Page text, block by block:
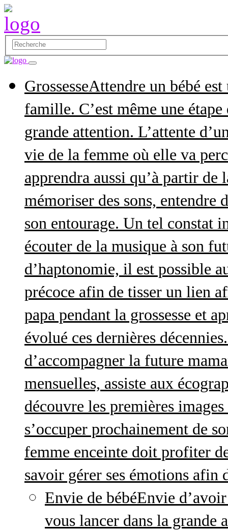
GrossesseAttendre un bébé
famille. C’est même une
grande attention. L’attente
vie de la femme où elle va
apprendra aussi qu’à partir
mémoriser des sons, entendre
son entourage. Un tel constat
écouter de la musique à son
d’haptonomie, il est possible
précoce afin de tisser un lien
papa pendant la grossesse et
évolué ces dernières
d’accompagner la future
mensuelles, assiste aux
découvre les premières
s’occuper prochainement de
femme enceinte doit profiter
savoir gérer ses émotions
Envie de bébéEnvie
vous lancer dans la grande